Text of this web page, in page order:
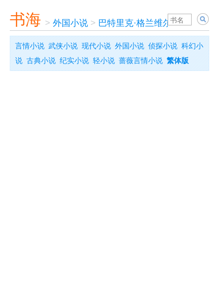
书海 > 外国小说 > 巴特里克·格兰维尔>红歌星
言情小说 武侠小说 现代小说 外国小说 侦探小说 科幻小
说 古典小说 纪实小说 轻小说 蔷薇言情小说 繁体版